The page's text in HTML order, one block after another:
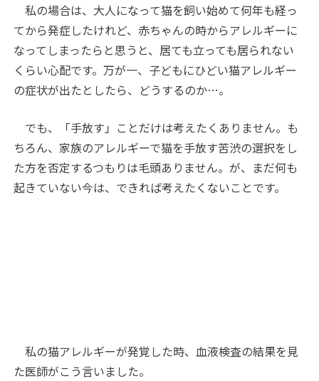
私の場合は、大人になって猫を飼い始めて何年も経っ
てから発症したけれど、赤ちゃんの時からアレルギーに
なってしまったらと思うと、居ても立っても居られない
くらい心配です。万が一、子どもにひどい猫アレルギー
の症状が出たとしたら、どうするのか…。
でも、「手放す」ことだけは考えたくありません。も
ちろん、家族のアレルギーで猫を手放す苦渋の選択をし
た方を否定するつもりは毛頭ありません。が、まだ何も
起きていない今は、できれば考えたくないことです。
私の猫アレルギーが発覚した時、血液検査の結果を見
た医師がこう言いました。